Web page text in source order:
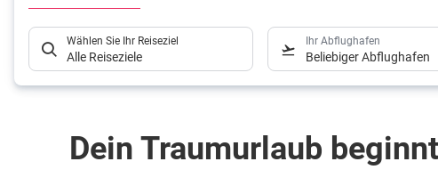
Lass Deine
Reiseträume
Wirklichkeit
werden – mit
unseren
Wählen Sie Ihr Reiseziel
Alle Reiseziele
Ihr Abflughafen
Beliebiger Abflughafen
Dein Traumurlaub